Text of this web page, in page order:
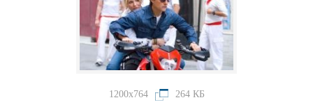
1200x764 264 КБ